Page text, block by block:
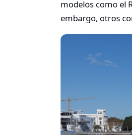
modelos como el
embargo, otros